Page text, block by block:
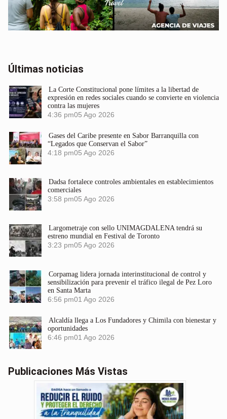
Últimas noticias
La Corte Constitucional pone límites a la libertad de
expresión en redes sociales cuando se convierte en violencia
contra las mujeres
4:36 pm05 Ago 2026
Gases del Caribe presente en Sabor Barranquilla con
“Legados que Conservan el Sabor”
4:18 pm05 Ago 2026
Dadsa fortalece controles ambientales en establecimientos
comerciales
3:58 pm05 Ago 2026
Largometraje con sello UNIMAGDALENA tendrá su
estreno mundial en Festival de Toronto
3:23 pm05 Ago 2026
Corpamag lidera jornada interinstitucional de control y
sensibilización para prevenir el tráfico ilegal de Pez Loro
en Santa Marta
6:56 pm01 Ago 2026
Alcaldía llega a Los Fundadores y Chimila con bienestar y
oportunidades
6:46 pm01 Ago 2026
Publicaciones Más Vistas